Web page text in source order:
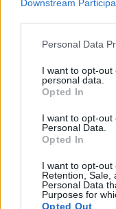
Downstream
Personal Data
I want to opt-
personal data.
Opted In
I want to opt-out
Personal Data.
Opted In
I want to opt-out
Retention, Sale,
Personal Data
Purposes for
Opted Out
Paroles + Traduction
Commentaires
Dire «merci» pour